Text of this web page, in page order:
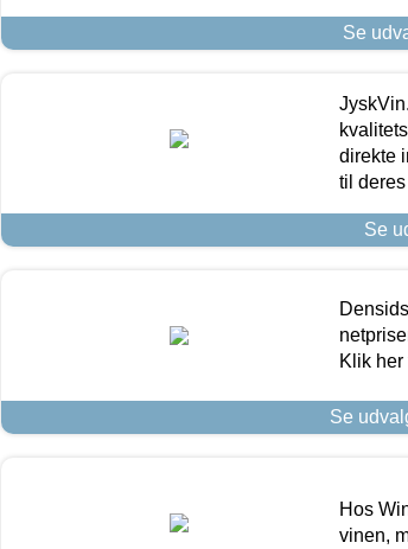
Se
direkte
til
Se
Klik her
Se
Hos
vinen,